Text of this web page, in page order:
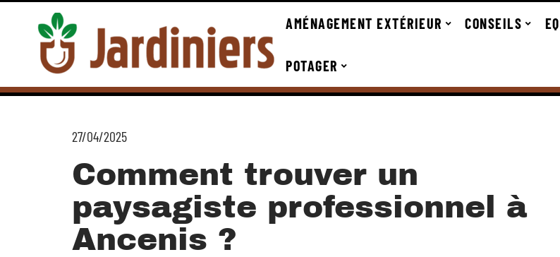
AMÉNAGEMENT EXTÉRIEUR CONSEILS
POTAGER
27/04/2025
Comment trouver un
paysagiste professionnel à
Ancenis ?